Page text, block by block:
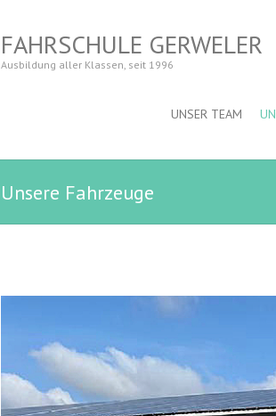
FAHRSCHULE GERWELER
Ausbildung aller Klassen, seit 1996
UNSER TEAM
Unsere Fahrzeuge